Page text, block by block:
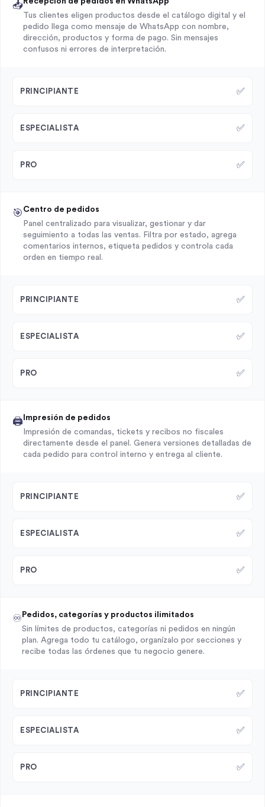
📥
Tus clientes eligen productos desde el catálogo digital y el
pedido llega como mensaje de WhatsApp con nombre,
dirección, productos y forma de pago. Sin mensajes
confusos ni errores de interpretación.
PRINCIPIANTE ✅
ESPECIALISTA ✅
PRO ✅
🎯 Centro de pedidos
Panel centralizado para visualizar, gestionar y dar
seguimiento a todas las ventas. Filtra por estado, agrega
comentarios internos, etiqueta pedidos y controla cada
orden en tiempo real.
PRINCIPIANTE ✅
ESPECIALISTA ✅
PRO ✅
🖨️ Impresión de pedidos
Impresión de comandas, tickets y recibos no fiscales
directamente desde el panel. Genera versiones detalladas de
cada pedido para control interno y entrega al cliente.
PRINCIPIANTE ✅
ESPECIALISTA ✅
PRO ✅
♾️ Pedidos, categorías y productos ilimitados
Sin límites de productos, categorías ni pedidos en ningún
plan. Agrega todo tu catálogo, organízalo por secciones y
recibe todas las órdenes que tu negocio genere.
PRINCIPIANTE ✅
ESPECIALISTA ✅
PRO ✅